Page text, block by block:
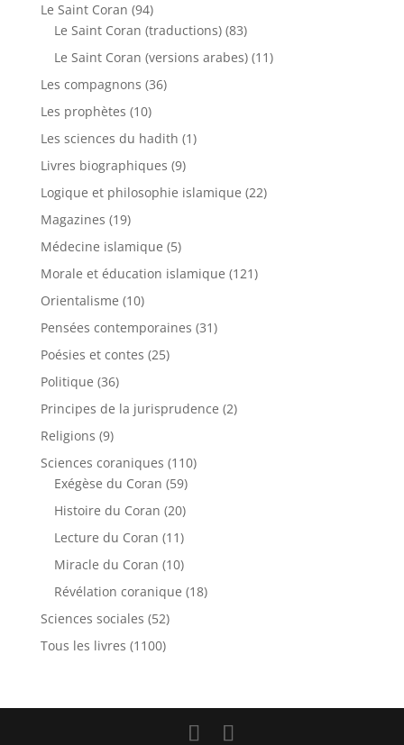
Le Saint Coran (94)
Le Saint Coran (traductions) (83)
Le Saint Coran (versions arabes) (11)
Les compagnons (36)
Les prophètes (10)
Les sciences du hadith (1)
Livres biographiques (9)
Logique et philosophie islamique (22)
Magazines (19)
Médecine islamique (5)
Morale et éducation islamique (121)
Orientalisme (10)
Pensées contemporaines (31)
Poésies et contes (25)
Politique (36)
Principes de la jurisprudence (2)
Religions (9)
Sciences coraniques (110)
Exégèse du Coran (59)
Histoire du Coran (20)
Lecture du Coran (11)
Miracle du Coran (10)
Révélation coranique (18)
Sciences sociales (52)
Tous les livres (1100)